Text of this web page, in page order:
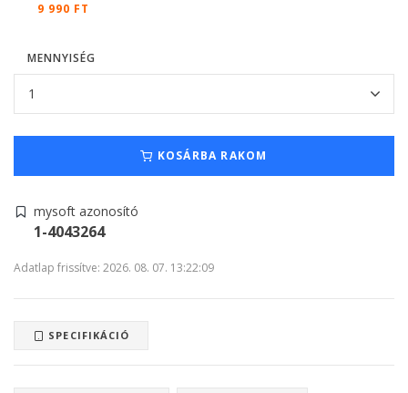
9 990 FT
MENNYISÉG
KOSÁRBA RAKOM
mysoft azonosító
1-4043264
Adatlap frissítve: 2026. 08. 07. 13:22:09
SPECIFIKÁCIÓ